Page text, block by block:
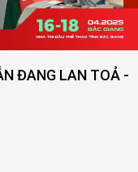
ĐANG LAN TOẢ -